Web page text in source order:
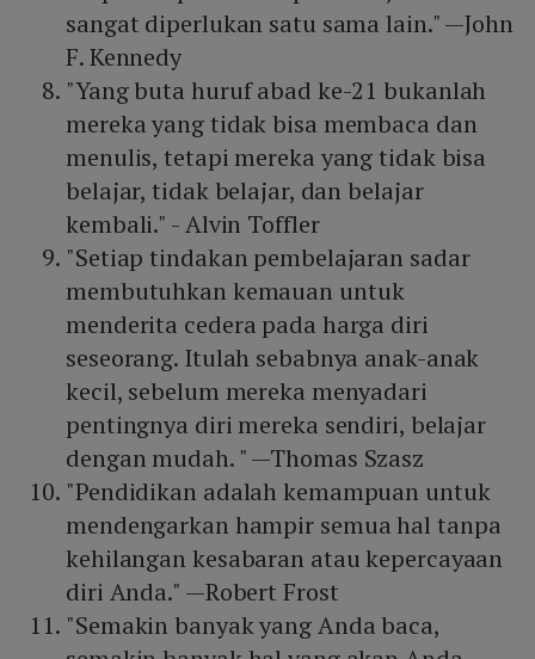
sangat diperlukan satu sama lain." —John
F. Kennedy
"Yang buta huruf abad ke-21 bukanlah
mereka yang tidak bisa membaca dan
menulis, tetapi mereka yang tidak bisa
belajar, tidak belajar, dan belajar
kembali." - Alvin Toffler
"Setiap tindakan pembelajaran sadar
membutuhkan kemauan untuk
menderita cedera pada harga diri
seseorang. Itulah sebabnya anak-anak
kecil, sebelum mereka menyadari
pentingnya diri mereka sendiri, belajar
dengan mudah. " —Thomas Szasz
"Pendidikan adalah kemampuan untuk
mendengarkan hampir semua hal tanpa
kehilangan kesabaran atau kepercayaan
diri Anda." —Robert Frost
"Semakin banyak yang Anda baca,